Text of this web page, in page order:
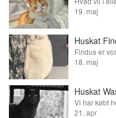
19. maj
Huskat
18. maj
Huskat
21. apr